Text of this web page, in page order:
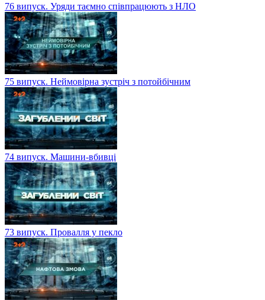
76 випуск. Уряди таємно співпрацюють з НЛО
75 випуск. Неймовірна зустріч з потойбічним
74 випуск. Машини-вбивці
73 випуск. Провалля у пекло